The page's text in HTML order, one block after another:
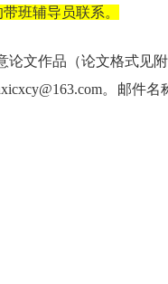
班辅导员联系。
文作品（论文格式见附
。邮件名